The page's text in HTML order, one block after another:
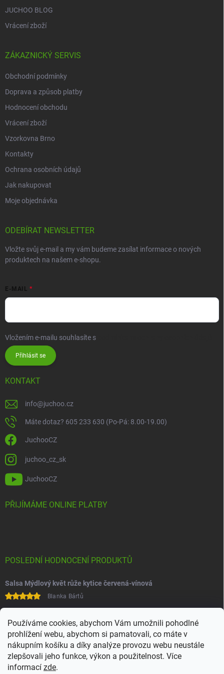
Používáme cookies, abychom Vám umožnili pohodlné
prohlížení webu, abychom si pamatovali, co máte v
nákupním košíku a díky analýze provozu webu neustále
zlepšovali jeho funkce, výkon a použitelnost. Více
informací zde.
JUCHOO BLOG
Vrácení zboží
ZÁKAZNICKÝ SERVIS
Obchodní podmínky
Doprava a způsob platby
Hodnocení obchodu
Vrácení zboží
Vzorkovna Brno
Kontakty
Ochrana osobních údajů
Jak nakupovat
Moje objednávka
ODEBÍRAT NEWSLETTER
Vložte svůj e-mail a my vám budeme zasílat informace o nových
produktech na našem e-shopu.
E-MAIL
Vložením e-mailu souhlasíte s
Přihlásit se
KONTAKT
info@juchoo.cz
Máte dotaz? 605 233 630 (Po-Pá: 8.00-19.00)
JuchooCZ
juchoo_cz_sk
JuchooCZ
PŘIJÍMÁME ONLINE PLATBY
POSLEDNÍ HODNOCENÍ PRODUKTŮ
Salsa Mýdlový květ růže kytice červená-vínová
Blanka Bártů